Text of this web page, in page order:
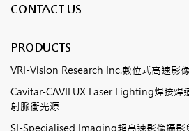
CONTACT US
PRODUCTS
VRI-Vision Research Inc.數位式高速影
Cavitar-CAVILUX Laser Lighting焊接焊
射脈衝光源
SI-Specialised Imaging超高速影像攝影